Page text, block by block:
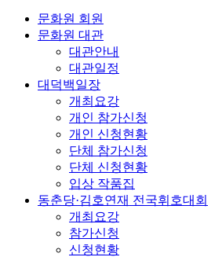
문화원 회원
문화원 대관
대관안내
대관일정
대덕백일장
개최요강
개인 참가신청
개인 신청현황
단체 참가신청
단체 신청현황
입상 작품집
동춘당·김호연재 전국휘호대회
개최요강
참가신청
신청현황